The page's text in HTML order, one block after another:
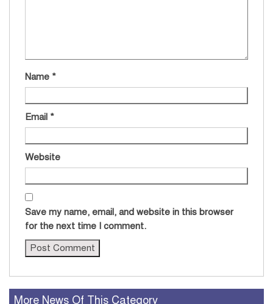
Name *
Email *
Website
Save my name, email, and website in this browser
for the next time I comment.
More News Of This Category